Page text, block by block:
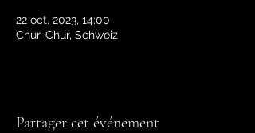
22 oct. 2023, 14:00
Chur, Chur, Schweiz
Partager cet événement